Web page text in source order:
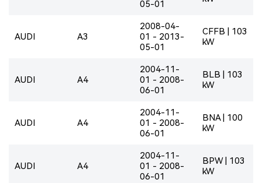
05-01
AUDI A3
2008-04-
01 - 2013-
05-01
CFFB | 103
kW
AUDI A4
2004-11-
01 - 2008-
06-01
BLB | 103
kW
AUDI A4
2004-11-
01 - 2008-
06-01
BNA | 100
kW
AUDI A4
2004-11-
01 - 2008-
06-01
BPW | 103
kW